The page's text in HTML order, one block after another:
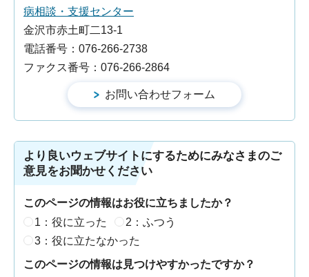
病相談・支援センター
金沢市赤土町二13-1
電話番号：076-266-2738
ファクス番号：076-266-2864
より良いウェブサイトにするためにみなさまのご
意見をお聞かせください
このページの情報はお役に立ちましたか？
1：役に立った
2：ふつう
3：役に立たなかった
このページの情報は見つけやすかったですか？